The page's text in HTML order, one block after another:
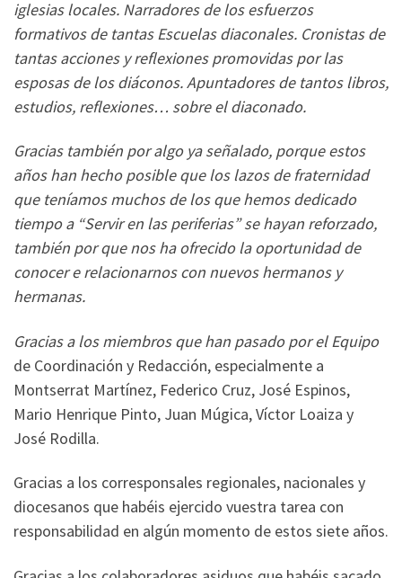
iglesias locales. Narradores de los esfuerzos
formativos de tantas Escuelas diaconales. Cronistas de
tantas acciones y reflexiones promovidas por las
esposas de los diáconos. Apuntadores de tantos libros,
estudios, reflexiones… sobre el diaconado.
Gracias también por algo ya señalado, porque estos
años han hecho posible que los lazos de fraternidad
que teníamos muchos de los que hemos dedicado
tiempo a “Servir en las periferias”se hayan reforzado,
también por que nos ha ofrecido la oportunidad de
conocer e relacionarnos con nuevos hermanos y
hermanas.
Gracias a los miembros que han pasado por el Equipo
de Coordinación y Redacción, especialmente a
Montserrat Martínez, Federico Cruz, José Espinos,
Mario Henrique Pinto, Juan Múgica, Víctor Loaiza y
José Rodilla.
Gracias a los corresponsales regionales, nacionales y
diocesanos que habéis ejercido vuestra tarea con
responsabilidad en algún momento de estos siete años.